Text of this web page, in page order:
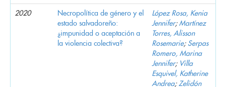
2020
Necropolítica de género y el
estado salvadoreño:
¿impunidad o aceptación a
la violencia colectiva?
López Rosa, Kenia
Jennifer;Martínez
Torres, Alisson
Rosemarie; Serpas
Romero, Marina
Jennifer; Villa
Esquivel, Katherine
Andrea; Zelidón